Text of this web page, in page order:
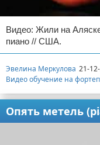
Видео: Жили на
пиано // США.
Эвелина Меркулова 21-
Видео обучение на
Опять метель